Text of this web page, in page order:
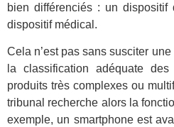
bien différenciés : un dispositif
dispositif médical.
Cela n’est pas sans susciter
la classification adéquate
produits très complexes ou
tribunal recherche alors la
exemple, un smartphone est